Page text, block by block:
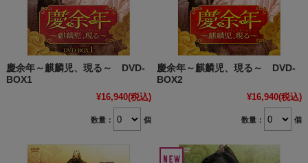
慶余年～麒麟児、現る～ DVD-
BOX1
¥16,940(税込)
数量： 個
慶余年～麒麟児、現る～ DVD-
BOX2
¥16,940(税込)
数量： 個